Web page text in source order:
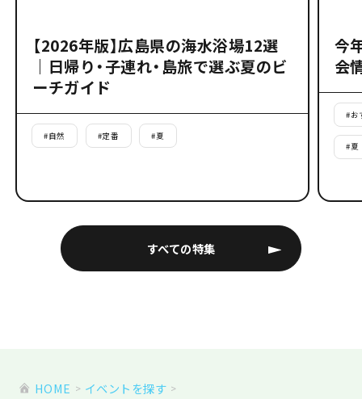
すべての特集
【2026年版】広島県の海水浴場12選
｜日帰り・子連れ・島旅で選ぶ夏のビ
ーチガイド
#自然 #定番 #夏
今
会
#お
#夏
HOME
イベントを探す